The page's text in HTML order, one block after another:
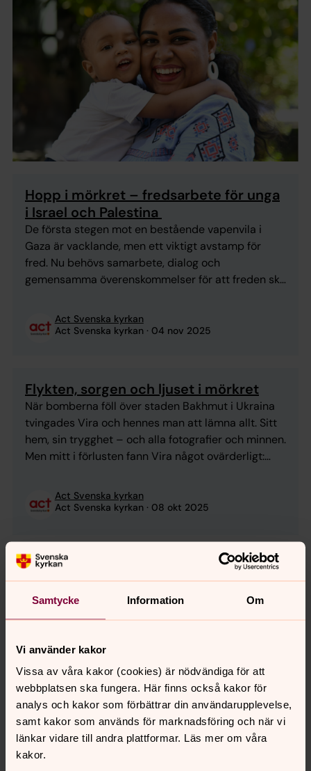
Samtycke Information Om
Vi använder kakor
Vissa av våra kakor (cookies) är nödvändiga för att
webbplatsen ska fungera. Här finns också kakor för
analys och kakor som förbättrar din användarupplevelse,
samt kakor som används för marknadsföring och när vi
länkar vidare till andra plattformar. Läs mer om våra
kakor.
Hopp i mörkret – fredsarbete för unga
i Israel och Palestina
De första stegen mot en bestående vapenvila i
Gaza är vacklande, men ett viktigt avstamp för
fred. Nu behövs samarbete, dialog och
gemensamma överenskommelser för att freden ska
partnerorganisationer visar att fredsarbete för
unga kan skapa hopp. I Israel går israeliska och
Act Svenska kyrkan
Act Svenska kyrkan
04 nov 2025
Flykten, sorgen och ljuset i mörkret
När bomberna föll över staden Bakhmut i Ukraina
tvingades Vira och hennes man att lämna allt. Sitt
hem, sin trygghet – och alla fotografier och minnen.
Men mitt i förlusten fann Vira något ovärderligt:
är 47 år, vinmakare till yrket, och numera
socialarbetare i Lviv. ...
Act Svenska kyrkan
Act Svenska kyrkan
08 okt 2025
Att växa upp bakom stängslen – ungas
liv i världens största flyktingläger
Folkgruppen rohingya från Myanmar har tvingats
utstå ofattbara övergrepp. Efter en
nu i världens största flyktingläger, Cox’s Bazar. För
de barn som växer upp här återstår flera faror. På
väggen i samlingssalen där Act Svenska kyrkans
lokala partner driver sin verksamhet sitter stora
affischer med rubriker som ”Hur stoppa ...
Act Svenska kyrkan
Act Svenska kyrkan
06 okt 2025
Nya vänskapsband mitt i kriget